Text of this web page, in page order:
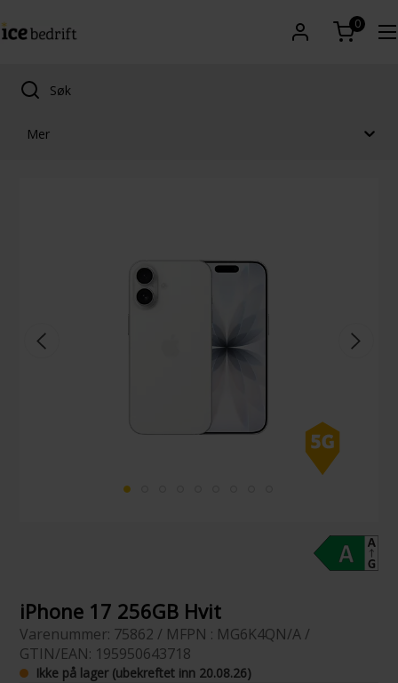
0
Mer
iPhone 17 256GB Hvit
Varenummer: 75862 / MFPN : MG6K4QN/A /
GTIN/EAN: 195950643718
Ikke på lager (ubekreftet inn 20.08.26)